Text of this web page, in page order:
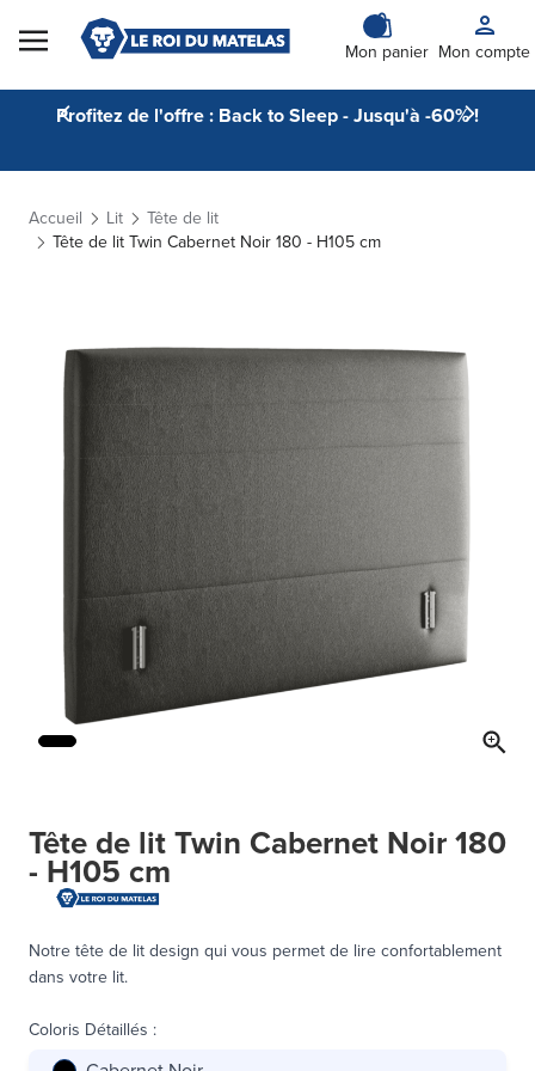
Skip to Content
Mon panier Mon compte
Profitez de l'offre : Back to Sleep - Jusqu'à -60% !
Accueil Lit
Tête de lit
Tête de lit Twin Cabernet Noir 180 - H105 cm
Tête de lit Twin Cabernet Noir 180
- H105 cm
Notre tête de lit design qui vous permet de lire confortablement
dans votre lit.
Coloris Détaillés :